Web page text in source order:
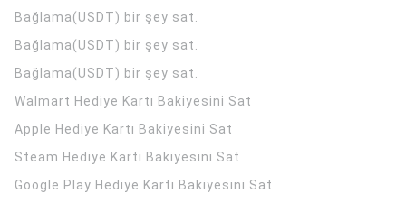
Bağlama(USDT) bir şey sat.
Bağlama(USDT) bir şey sat.
Bağlama(USDT) bir şey sat.
Walmart Hediye Kartı Bakiyesini Sat
Apple Hediye Kartı Bakiyesini Sat
Steam Hediye Kartı Bakiyesini Sat
Google Play Hediye Kartı Bakiyesini Sat